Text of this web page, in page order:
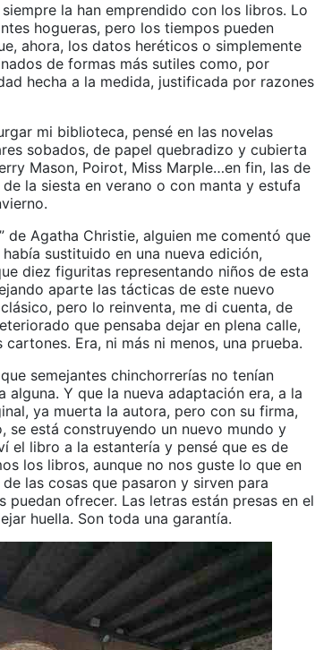
la han emprendido con los libros. Lo
hogueras, pero los tiempos pueden
ahora, los datos heréticos o simplemente
de formas más sutiles como, por
hecha a la medida, justificada por razones
mi biblioteca, pensé en las novelas
sobados, de papel quebradizo y cubierta
Mason, Poirot, Miss Marple…en fin, las de
la siesta en verano o con manta y estufa
de Agatha Christie, alguien me comentó que
sustituido en una nueva edición,
diez figuritas representando niños de esta
aparte las tácticas de este nuevo
pero lo reinventa, me di cuenta, de
que pensaba dejar en plena calle,
Era, ni más ni menos, una prueba.
semejantes chinchorrerías no tenían
Y que la nueva adaptación era, a la
ya muerta la autora, pero con su firma,
está construyendo un nuevo mundo y
el libro a la estantería y pensé que es de
los libros, aunque no nos guste lo que en
las cosas que pasaron y sirven para
ofrecer. Las letras están presas en el
huella. Son toda una garantía.